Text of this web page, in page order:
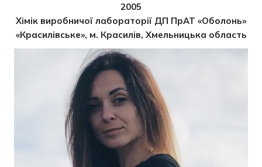
2005
Хімік виробничої лабораторії ДП ПрАТ «Оболонь»
«Красилівське», м. Красилів, Хмельницька область